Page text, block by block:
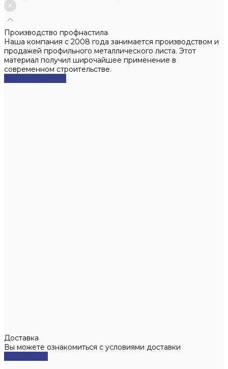
Производство профнастила
Наша компания с 2008 года занимается производством и
продажей профильного металлического листа. Этот
материал получил широчайшее применение в
современном строительстве.
Доставка
Вы можете ознакомиться с условиями доставки